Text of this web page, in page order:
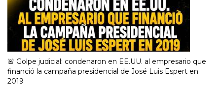
🚨 Golpe judicial: condenaron en EE.UU. al empresario que
financió la campaña presidencial de José Luis Espert en
2019